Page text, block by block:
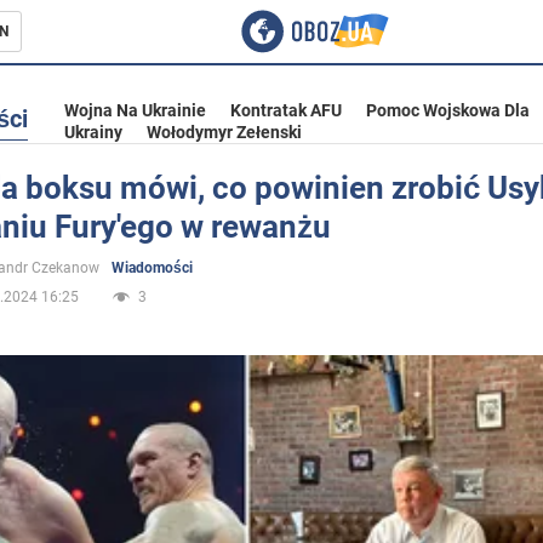
Ukrainie
Wojna Na Ukrainie Kontratak AFU
Pomoc Wojskowa Dla
Ukrainy
Wołodymyr Zełenski
boksu mówi, co powinien zrobić
Fury'ego w rewanżu
Czekanow
Wiadomości
16:25
3